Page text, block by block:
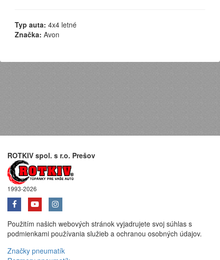
Typ auta: 4x4 letné
Značka: Avon
ROTKIV spol. s r.o. Prešov
1993-2026
Použitím našich webových stránok vyjadrujete svoj súhlas s
podmienkami používania služieb a ochranou osobných údajov.
Značky pneumatík